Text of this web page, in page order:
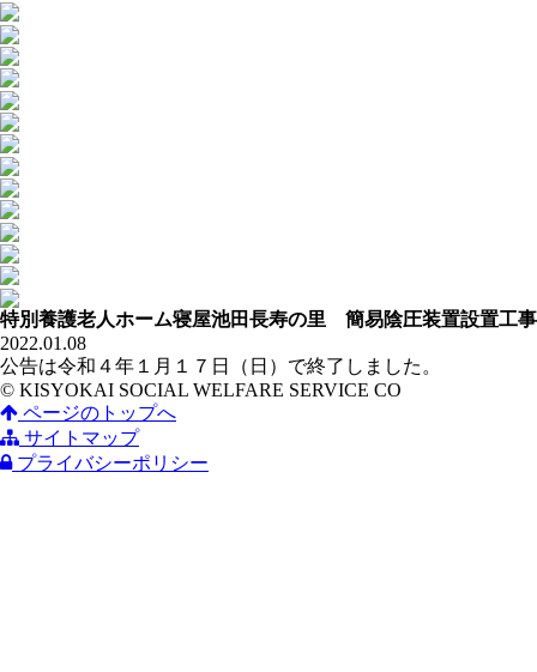
特別養護老人ホーム寝屋池田長寿の里 簡易陰圧装置設置工
2022.01.08
公告は令和４年１月１７日（日）で終了しました。
© KISYOKAI SOCIAL WELFARE SERVICE CO
ページのトップへ
サイトマップ
プライバシーポリシー